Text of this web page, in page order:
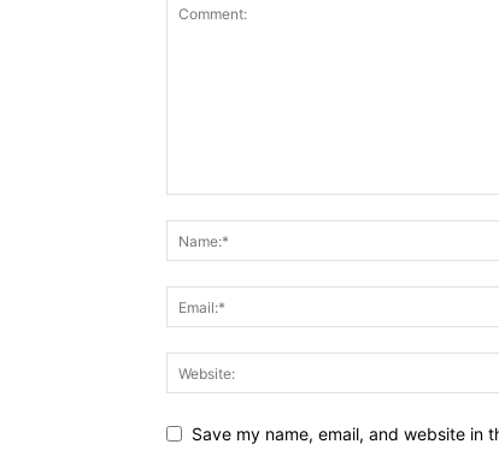
Save my name, email, and website in